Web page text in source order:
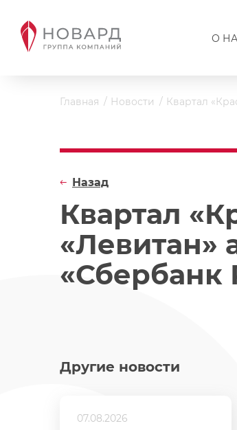
О
Главная Новости Квартал
Квартал
«Левитан»
«Сбербанк
Назад
Другие новости
07.08.2026